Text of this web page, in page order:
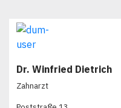
Dr. Winfried Dietrich
Zahnarzt